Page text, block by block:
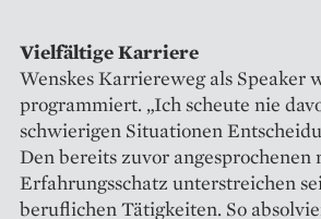
Vielfältige Karriere
Wenskes Karriereweg als Speaker
programmiert. „Ich ­scheute nie
schwierigen Situationen
Den bereits zuvor angesprochenen
Erfahrungsschatz unterstreichen
beruflichen Tätigkeiten. So